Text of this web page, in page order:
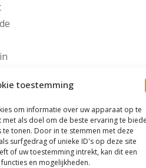
toestemming
om informatie over uw apparaat op te
als doel om de beste ervaring te
tonen. Door in te stemmen met deze
surfgedrag of unieke ID's op deze site
of uw toestemming intrekt, kan dit een
en mogelijkheden.